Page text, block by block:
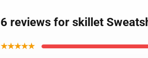
6 reviews for skillet
★★★★★